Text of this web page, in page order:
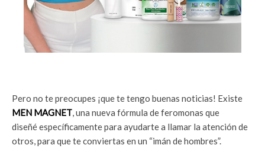
Pero no te preocupes ¡que te tengo buenas noticias! Existe
MEN MAGNET, una nueva fórmula de feromonas que
diseñé específicamente para ayudarte a llamar la atención de
otros, para que te conviertas en un “imán de hombres”.